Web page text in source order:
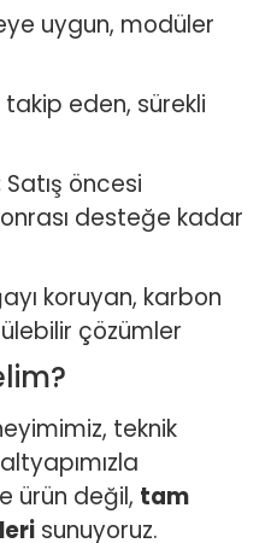
uygun, modüler
takip eden, sürekli
Satış öncesi
desteğe kadar
koruyan, karbon
çözümler
teknik
ürün değil, tam
sunuyoruz.